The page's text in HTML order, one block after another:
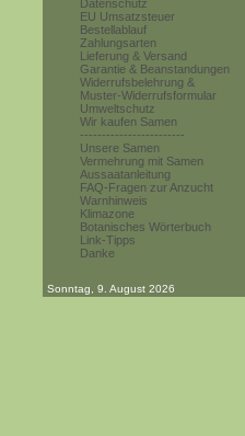
Datenschutz
EU Umsatzsteuer
Bestellablauf
Zahlungsarten
Lieferung & Versand
Garantie & Beanstandungen
Widerrufsbelehrung &
Muster-Widerrufsformular
Umweltschutz
Wir kaufen Samen
------------------------
Unsere Samen
Vermehrung mit Samen
Aussaatanleitung
FAQ-Fragen zur Anzucht
Warnhinweis
Klimazone
Botanisches Wörterbuch
Link-Tipps
Danke
Sonntag, 9. August 2026